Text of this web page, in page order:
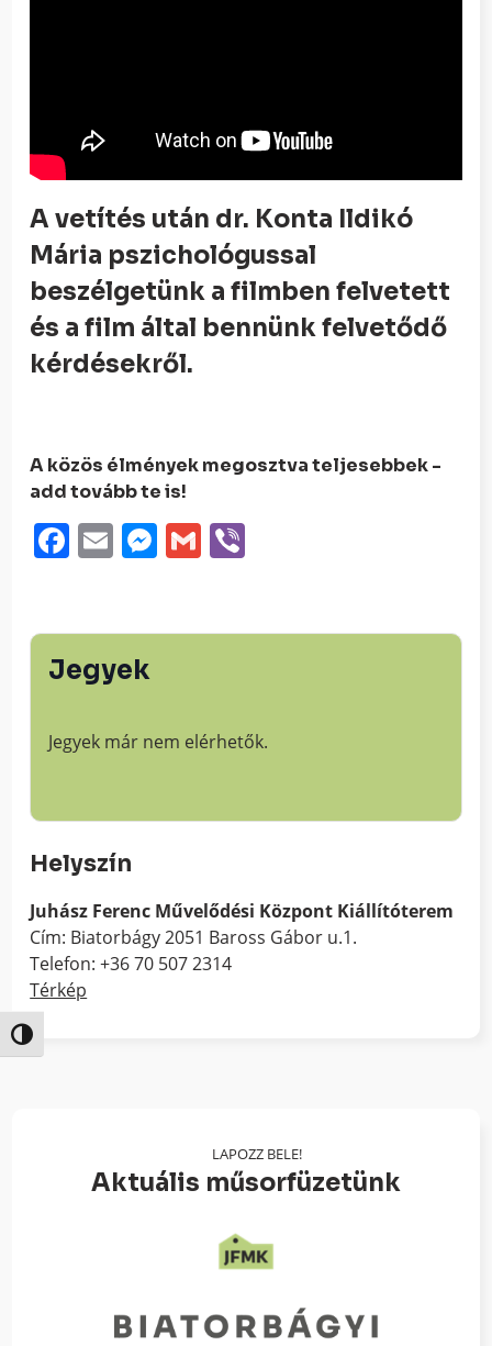
Nagy kontraszt váltása
A vetítés után dr. Konta Ildikó
Mária pszichológussal
beszélgetünk a filmben felvetett
és a film által bennünk felvetődő
kérdésekről.
A közös élmények megosztva teljesebbek -
add tovább te is!
Facebook
EmailMessenger
Gmail
Jegyek
Jegyek már nem elérhetők.
Helyszín
Juhász Ferenc Művelődési Központ Kiállítóterem
Cím: Biatorbágy 2051 Baross Gábor u.1.
Telefon: +36 70 507 2314
Térkép
LAPOZZ BELE!
Aktuális műsorfüzetünk